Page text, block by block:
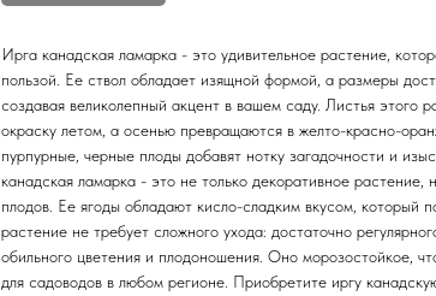
Ирга канадская ламарка - это удивительное растение,
пользой. Ее ствол обладает изящной формой, а размеры
создавая великолепный акцент в вашем саду. Листья этого
окраску летом, а осенью превращаются в желто-красно-
пурпурные, черные плоды добавят нотку загадочности и
канадская ламарка - это не только декоративное растение,
плодов. Ее ягоды обладают кисло-сладким вкусом, который
растение не требует сложного ухода: достаточно
обильного цветения и плодоношения. Оно морозостойкое,
для садоводов в любом регионе. Приобретите иргу